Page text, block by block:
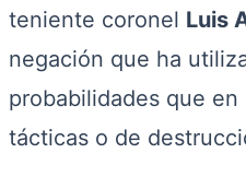
teniente coronel Luis
negación que ha
probabilidades que
tácticas o de